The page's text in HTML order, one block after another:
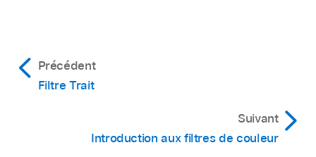
Précédent
Filtre Trait
Suivant
Introduction aux filtres de couleur